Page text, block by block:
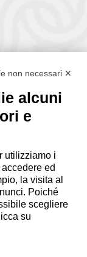
non necessari ✕
alcuni
e
utilizziamo i
ed
la visita al
Poiché
scegliere
su